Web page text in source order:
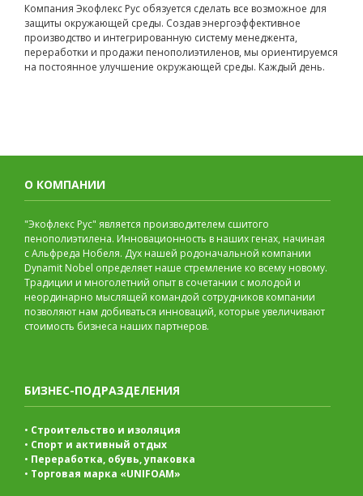
Компания Экофлекс Рус обязуется сделать все возможное для
защиты окружающей среды. Создав энергоэффективное
производство и интегрированную систему менеджента,
переработки и продажи пенополиэтиленов, мы ориентируемся
на постоянное улучшение окружающей среды. Каждый день.
О КОМПАНИИ
"Экофлекс Рус" является производителем сшитого
пенополиэтилена. Инновационность в наших генах, начиная
с Альфреда Нобеля. Дух нашей родоначальной компании
Dynamit Nobel определяет наше стремление ко всему новому.
Традиции и многолетний опыт в сочетании с молодой и
неординарно мыслящей командой сотрудников компании
позволяют нам добиваться инноваций, которые увеличивают
стоимость бизнеса наших партнеров.
БИЗНЕС-ПОДРАЗДЕЛЕНИЯ
• Строительство и изоляция
• Спорт и активный отдых
• Переработка, обувь, упаковка
• Торговая марка «UNIFOAM»